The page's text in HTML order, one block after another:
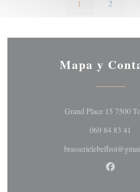
1 2
Mapa y
Grand Place 15 7500
069 84 83 41